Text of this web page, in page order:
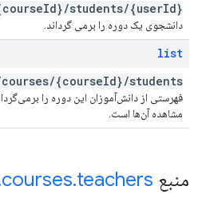
Id}/students/{userId}
دانشجوی یک دوره را برمی گرداند.
list
courses/{courseId}/students
فهرستی از دانش‌آموزان این دوره را
مشاهده آن‌ها است.
منبع REST: courses.teachers